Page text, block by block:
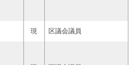
現 区議会議員